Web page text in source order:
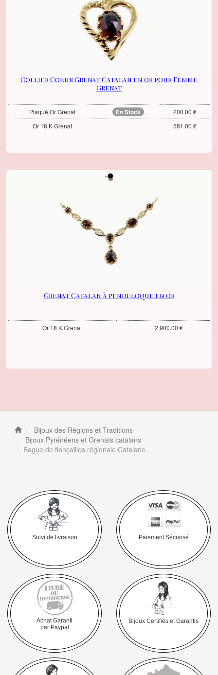
Collier Coeur Grenat Catalan en or pour Femme
Grenat
Plaqué Or Grenat En Stock
200.00 €
Or 18 K Grenat
581.00 €
Grenat Catalan à pendeloque en or
Or 18 K Grenat 2,900.00 €
Bijoux des Régions et Traditions
Bijoux Pyrénéens et Grenats catalans
Bague de fiançailles régionale Catalane
Suivi de livraison Paiement Sécurisé
Achat Garanti
par Paypal
Bijoux Certifiés et Garantis